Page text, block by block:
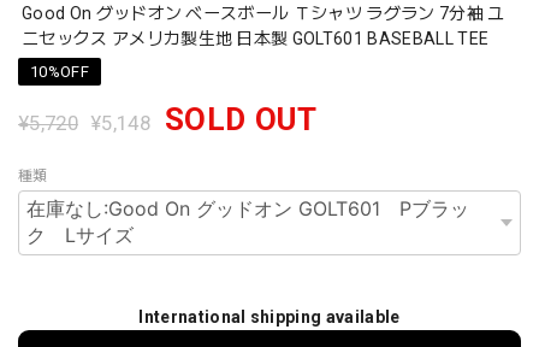
Good On グッドオン ベースボール Ｔシャツ ラグラン 7分袖 ユ
ニセックス アメリカ製生地 日本製 GOLT601 BASEBALL TEE
10%OFF
¥5,720 ¥5,148 SOLD OUT
種類
International shipping available